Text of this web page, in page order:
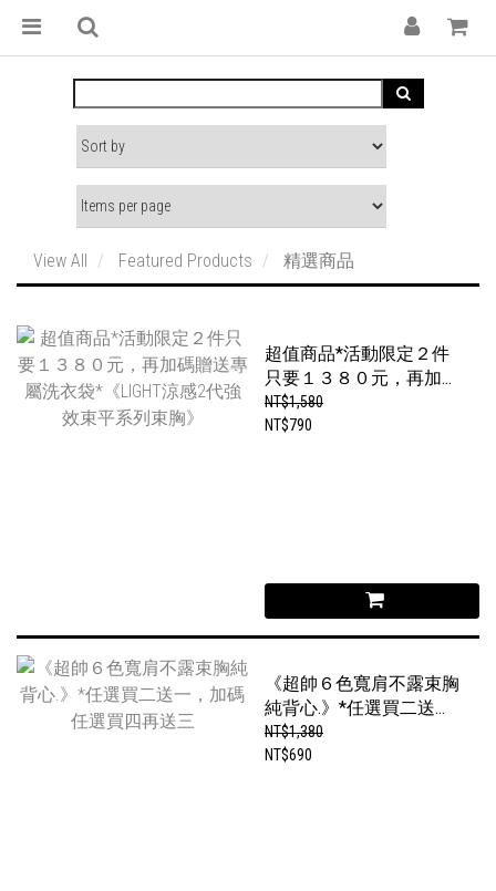
View All Featured Products 精選商品
超值商品*活動限定２件
只要１３８０元，再加碼
贈送專屬洗衣袋*《LIGHT
涼感2代強效束平系列束
NT$1,580
NT$790
《超帥６色寬肩不露束胸
純背心.》*任選買二送
一，加碼任選買四再送三
NT$1,380
NT$690